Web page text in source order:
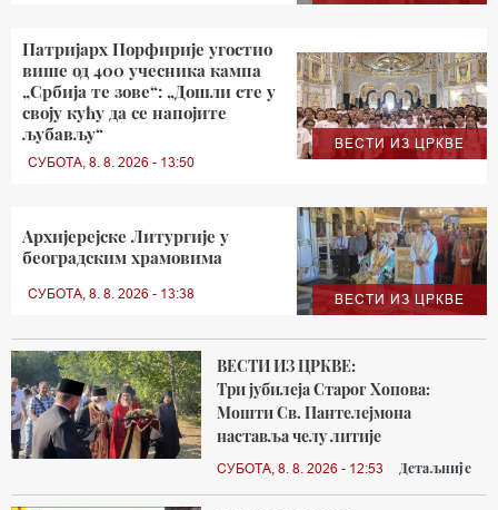
ВЕСТИ ИЗ ЦРКВЕ
Патријарх Порфирије угостио
више од 400 учесника кампа
„Србија те зове“: „Дошли сте у
своју кућу да се напојите
љубављу“
СУБОТА, 8. 8. 2026 - 13:50
ВЕСТИ ИЗ ЦРКВЕ
Архијерејске Литургије у
београдским храмовима
СУБОТА, 8. 8. 2026 - 13:38
ВЕСТИ ИЗ ЦРКВЕ:
Три јубилеја Старог Хопова:
Мошти Св. Пантелејмона
наставља челу литије
СУБОТА, 8. 8. 2026 - 12:53 Детаљније